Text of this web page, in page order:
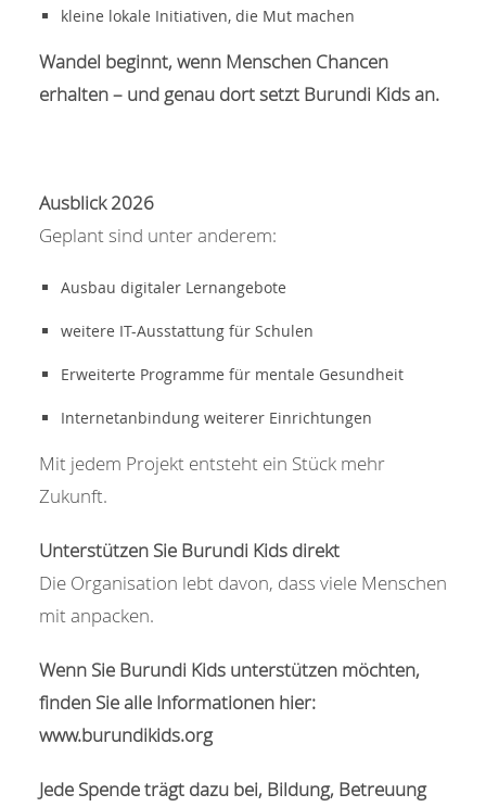
kleine lokale Initiativen, die Mut machen
Wandel beginnt, wenn Menschen Chancen
erhalten – und genau dort setzt Burundi Kids an.
Ausblick 2026
Geplant sind unter anderem:
Ausbau digitaler Lernangebote
weitere IT-Ausstattung für Schulen
Erweiterte Programme für mentale Gesundheit
Internetanbindung weiterer Einrichtungen
Mit jedem Projekt entsteht ein Stück mehr
Zukunft.
Unterstützen Sie Burundi Kids direkt
Die Organisation lebt davon, dass viele Menschen
mit anpacken.
Wenn Sie Burundi Kids unterstützen möchten,
finden Sie alle Informationen hier:
www.burundikids.org
Jede Spende trägt dazu bei, Bildung, Betreuung